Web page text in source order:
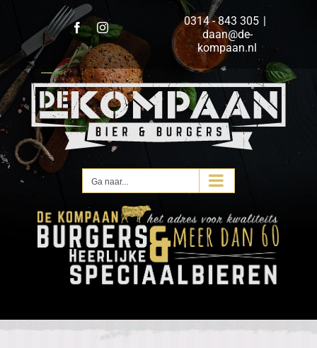
Ga
inhoud
FacebookInstagram 0314 - 843 305 |
daan@de-
kompaan.nl
Ga naar...